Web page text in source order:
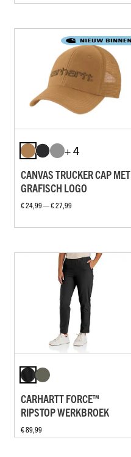
+ 4
CANVAS TRUCKER CAP MET
GRAFISCH LOGO
€ 24,99 — € 27,99
CARHARTT FORCE™
RIPSTOP WERKBROEK
€ 89,99